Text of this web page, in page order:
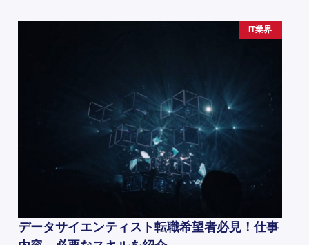
IT業界
データサイエンティスト転職希望者必見！仕事